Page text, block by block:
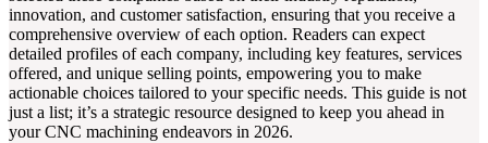
innovation, and customer satisfaction, ensuring that you receive a
comprehensive overview of each option. Readers can expect
detailed profiles of each company, including key features, services
offered, and unique selling points, empowering you to make
actionable choices tailored to your specific needs. This guide is not
just a list; it’s a strategic resource designed to keep you ahead in
your CNC machining endeavors in 2026.